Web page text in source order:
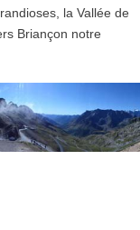
la Vallée de
Briançon notre